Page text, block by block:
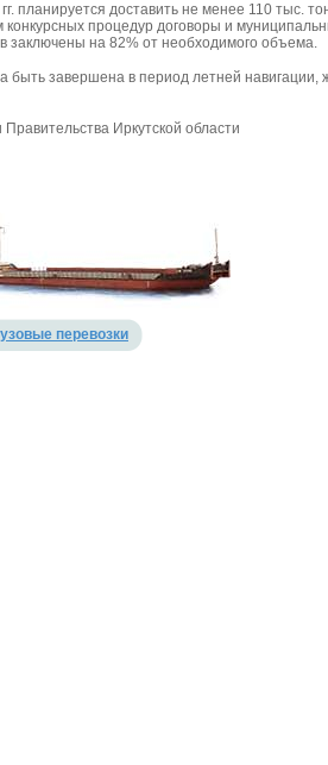
планируется доставить не менее 110 тыс.
процедур договоры и
заключены на 82% от необходимого объема.
быть завершена в период летней навигации,
Иркутской области
перевозки